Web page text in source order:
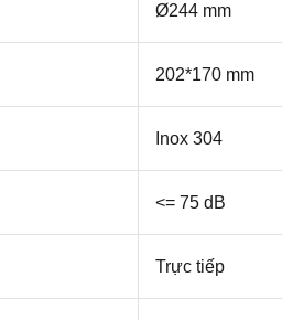
Ø244 mm
202*170 mm
Inox 304
<= 75 dB
Trực tiếp